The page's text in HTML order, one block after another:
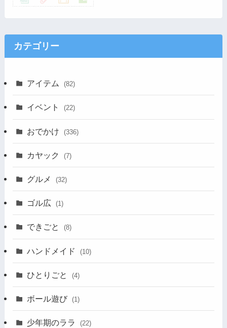
カテゴリー
アイテム (82)
イベント (22)
おでかけ (336)
カヤック (7)
グルメ (32)
ゴル広 (1)
できごと (8)
ハンドメイド (10)
ひとりごと (4)
ボール遊び (1)
少年期のララ (22)